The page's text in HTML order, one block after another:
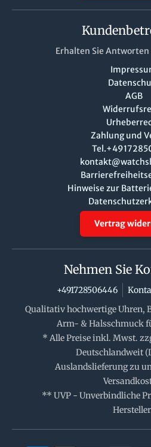
Erhalten Sie Antworten
AGB
Zahlung und
Hinweise zur
Vertrag
Nehmen Sie
+491728506446
Qualitativ hochwertige Uhren,
Arm- & Halsschmuck
* Alle Preise inkl. Mwst.
Deutschlandweit
Auslandslieferung zu
** UVP - Unverbindliche